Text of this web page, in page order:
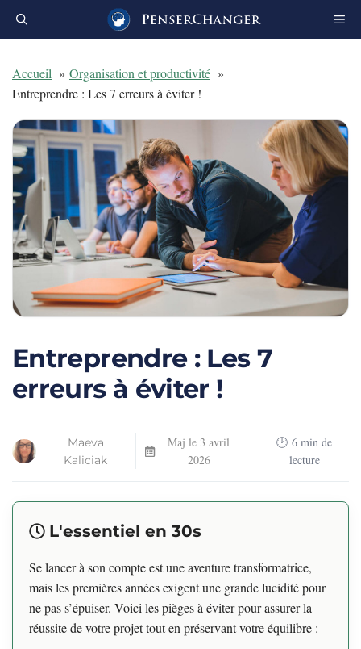
Accueil
Organisation et productivité
Entreprendre : Les 7 erreurs à éviter !
Entreprendre : Les 7
erreurs à éviter !
Maeva
Kaliciak
Maj le 3 avril
2026
6 min de
lecture
L'essentiel en 30s
Se lancer à son compte est une aventure transformatrice,
mais les premières années exigent une grande lucidité pour
ne pas s’épuiser. Voici les pièges à éviter pour assurer la
réussite de votre projet tout en préservant votre équilibre :